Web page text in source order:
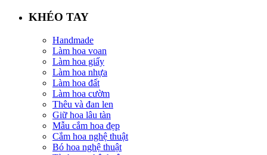
KHÉO TAY
Handmade
Làm hoa voan
Làm hoa giấy
Làm hoa nhựa
Làm hoa đất
Làm hoa cườm
Thêu và đan len
Giữ hoa lâu tàn
Mẫu cắm hoa đẹp
Cắm hoa nghệ thuật
Bó hoa nghệ thuật